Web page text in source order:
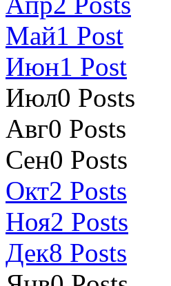
Май1 Post
Июн1 Post
Июл0 Posts
Авг0 Posts
Сен0 Posts
Окт2 Posts
Ноя2 Posts
Дек8 Posts